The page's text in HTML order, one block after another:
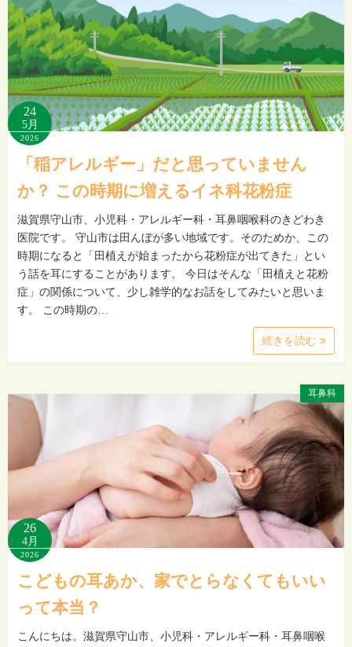
24
5月
2026
「稲アレルギー」だと思っていません
か？ この時期に増えるイネ科花粉症
滋賀県守山市、小児科・アレルギー科・耳鼻咽喉科のきどわき
医院です。 守山市は田んぼが多い地域です。そのためか、この
時期になると「田植えが始まったから花粉症が出てきた」とい
う話を耳にすることがあります。 今日はそんな「田植えと花粉
症」の関係について、少し雑学的なお話をしてみたいと思いま
す。 この時期の…
続きを読む
耳鼻科
26
4月
2026
こどもの耳あか、家でとらなくてもいい
って本当？
こんにちは。滋賀県守山市、小児科・アレルギー科・耳鼻咽喉